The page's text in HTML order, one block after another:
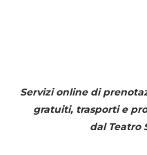
Servizi online di
gratuiti, trasporti e
dal Teatro